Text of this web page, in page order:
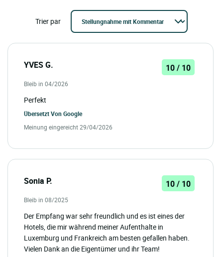
Trier par
YVES G. 10 / 10
Bleib in 04/2026
Perfekt
Übersetzt Von Google
Meinung eingereicht 29/04/2026
Sonia P. 10 / 10
Bleib in 08/2025
Der Empfang war sehr freundlich und es ist eines der
Hotels, die mir während meiner Aufenthalte in
Luxemburg und Frankreich am besten gefallen haben.
Vielen Dank an die Eigentümer und ihr Team!